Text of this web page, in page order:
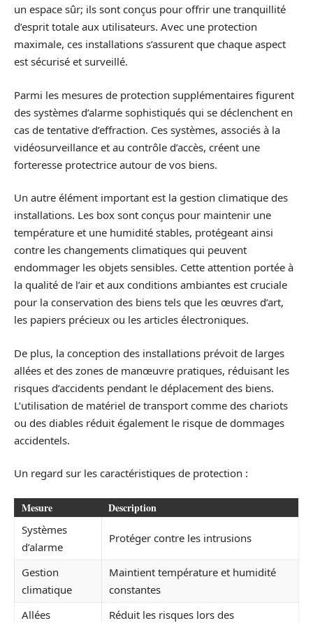
un espace sûr; ils sont conçus pour offrir une tranquillité
d’esprit totale aux utilisateurs. Avec une protection
maximale, ces installations s’assurent que chaque aspect
est sécurisé et surveillé.
Parmi les mesures de protection supplémentaires figurent
des systèmes d’alarme sophistiqués qui se déclenchent en
cas de tentative d’effraction. Ces systèmes, associés à la
vidéosurveillance et au contrôle d’accès, créent une
forteresse protectrice autour de vos biens.
Un autre élément important est la gestion climatique des
installations. Les box sont conçus pour maintenir une
température et une humidité stables, protégeant ainsi
contre les changements climatiques qui peuvent
endommager les objets sensibles. Cette attention portée à
la qualité de l’air et aux conditions ambiantes est cruciale
pour la conservation des biens tels que les œuvres d’art,
les papiers précieux ou les articles électroniques.
De plus, la conception des installations prévoit de larges
allées et des zones de manœuvre pratiques, réduisant les
risques d’accidents pendant le déplacement des biens.
L’utilisation de matériel de transport comme des chariots
ou des diables réduit également le risque de dommages
accidentels.
Un regard sur les caractéristiques de protection :
Mesure Description
Systèmes
d’alarme
Protéger contre les intrusions
Gestion
climatique
Maintient température et humidité
constantes
Allées
Réduit les risques lors des